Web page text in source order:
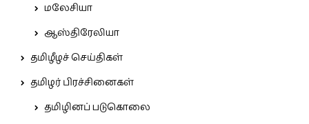
மலேசியா
ஆஸ்திரேலியா
தமிழீழச் செய்திகள்
தமிழர் பிரச்சினைகள்
தமிழினப் படுகொலை